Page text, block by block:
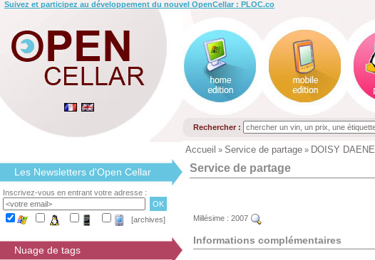
Suivez et participez au développement du nouvel OpenCellar : PLOC.co
Rechercher :
Accueil » Service de partage » DOISY DAENE
Les Newsletters d'Open Cellar
Inscrivez-vous en entrant votre adresse :
[archives]
Nuage de tags
Service de partage
Millésime : 2007
Informations complémentaires